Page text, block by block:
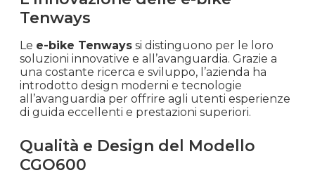
Tenways
Le e-bike Tenways si distinguono per le loro
soluzioni innovative e all’avanguardia. Grazie a
una costante ricerca e sviluppo, l’azienda ha
introdotto design moderni e tecnologie
all’avanguardia per offrire agli utenti esperienze
di guida eccellenti e prestazioni superiori.
Qualità e Design del Modello
CGO600